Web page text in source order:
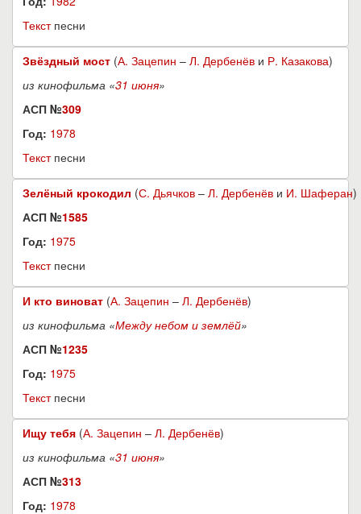
Текстпесни
Звёздный мост (А. Зацепин – Л. Дербенёв и Р. Казакова)
из кинофильма «31 июня»
АСП №309
Год: 1978
Текстпесни
Зелёный крокодил (С. Дьячков – Л. Дербенёв и И. Шаферан)
АСП №1585
Год: 1975
Текстпесни
И кто виноват (А. Зацепин – Л. Дербенёв)
из кинофильма «Между небом и землёй»
АСП №1235
Год: 1975
Текстпесни
Ищу тебя (А. Зацепин – Л. Дербенёв)
из кинофильма «31 июня»
АСП №313
Год: 1978